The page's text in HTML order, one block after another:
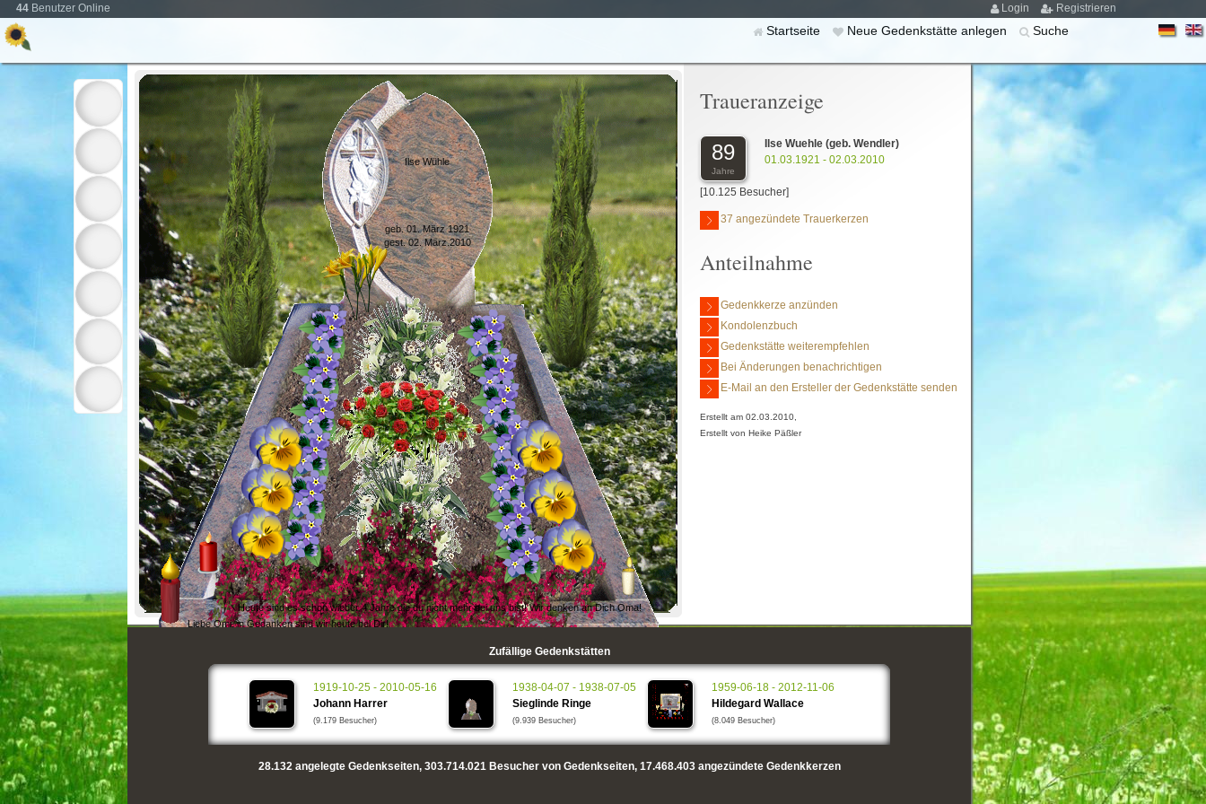
44 Benutzer Online Login Registrieren
Startseite Neue Gedenkstätte anlegen Suche
Ilse Wühle
geb. 01. März 1921
gest. 02. März.2010
Liebe Omi, in Gedanken sind wir heute bei Dir!
Ich denke an Dich Oma!
Heute sind es schon wieder 4 Jahre die du nicht mehr bei uns bist! Wir denken an Dich Oma!
Traueranzeige
89
Jahre
Ilse Wuehle (geb. Wendler)
01.03.1921 - 02.03.2010
[10.125 Besucher]
37 angezündete Trauerkerzen
Anteilnahme
Gedenkkerze anzünden
Kondolenzbuch
Gedenkstätte weiterempfehlen
Bei Änderungen benachrichtigen
E-Mail an den Ersteller der Gedenkstätte senden
Erstellt am 02.03.2010,
Erstellt von Heike Päßler
Zufällige Gedenkstätten
1919-10-25 - 2010-05-16
Johann Harrer
(9.179 Besucher)
1938-04-07 - 1938-07-05
Sieglinde Ringe
(9.939 Besucher)
1959-06-18 - 2012-11-06
Hildegard Wallace
(8.049 Besucher)
28.132angelegte Gedenkseiten, 303.714.021Besucher von Gedenkseiten, 17.468.403angezündete Gedenkkerzen